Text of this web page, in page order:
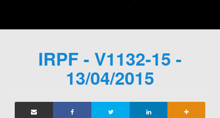
IRPF - V1132-15 -
13/04/2015